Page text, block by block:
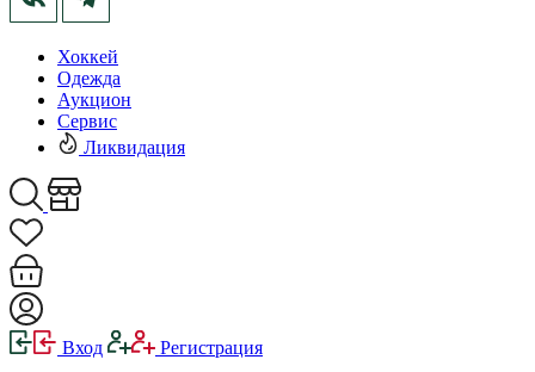
Хоккей
Одежда
Аукцион
Сервис
Ликвидация
Вход Регистрация